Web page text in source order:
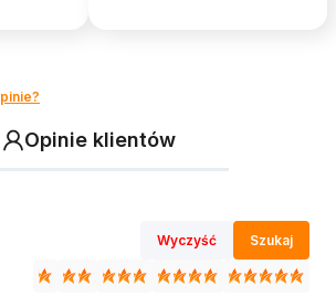
Opinie klientów
Wyczyść Szukaj